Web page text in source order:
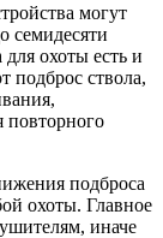
могут
семидесяти
охоты есть и
подброс ствола,
повторного
подброса
охоты. Главное
иначе